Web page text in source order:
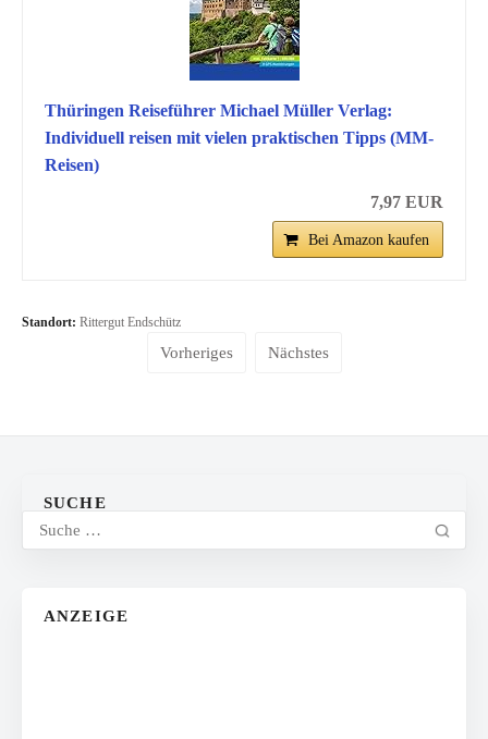
Thüringen Reiseführer Michael Müller Verlag:
Individuell reisen mit vielen praktischen Tipps (MM-
Reisen)
7,97 EUR
Bei Amazon kaufen
Standort: Rittergut Endschütz
Vorheriges Nächstes
SUCHE
ANZEIGE